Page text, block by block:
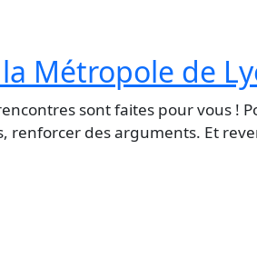
Métropole de
sont faites pour vous !
des arguments. Et